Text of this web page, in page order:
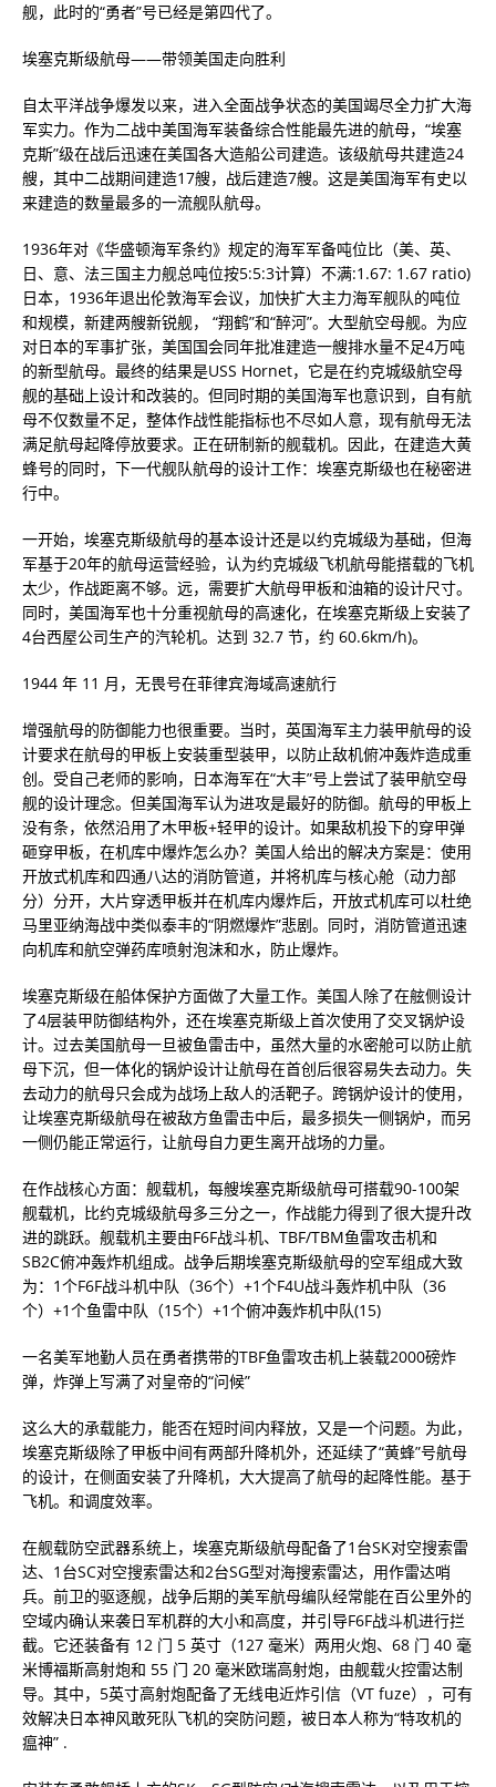
舰，此时的“勇者”号已经是第四代了。
埃塞克斯级航母——带领美国走向胜利
自太平洋战争爆发以来，进入全面战争状态的美国竭尽全力扩大海
军实力。作为二战中美国海军装备综合性能最先进的航母，“埃塞
克斯”级在战后迅速在美国各大造船公司建造。该级航母共建造24
艘，其中二战期间建造17艘，战后建造7艘。这是美国海军有史以
来建造的数量最多的一流舰队航母。
1936年对《华盛顿海军条约》规定的海军军备吨位比（美、英、
日、意、法三国主力舰总吨位按5:5:3计算）不满:1.67: 1.67 ratio)
日本，1936年退出伦敦海军会议，加快扩大主力海军舰队的吨位
和规模，新建两艘新锐舰， “翔鹤”和“醉河”。大型航空母舰。为应
对日本的军事扩张，美国国会同年批准建造一艘排水量不足4万吨
的新型航母。最终的结果是USS Hornet，它是在约克城级航空母
舰的基础上设计和改装的。但同时期的美国海军也意识到，自有航
母不仅数量不足，整体作战性能指标也不尽如人意，现有航母无法
满足航母起降停放要求。正在研制新的舰载机。因此，在建造大黄
蜂号的同时，下一代舰队航母的设计工作：埃塞克斯级也在秘密进
行中。
一开始，埃塞克斯级航母的基本设计还是以约克城级为基础，但海
军基于20年的航母运营经验，认为约克城级飞机航母能搭载的飞机
太少，作战距离不够。远，需要扩大航母甲板和油箱的设计尺寸。
同时，美国海军也十分重视航母的高速化，在埃塞克斯级上安装了
4台西屋公司生产的汽轮机。达到 32.7 节，约 60.6km/h)。
1944 年 11 月，无畏号在菲律宾海域高速航行
增强航母的防御能力也很重要。当时，英国海军主力装甲航母的设
计要求在航母的甲板上安装重型装甲，以防止敌机俯冲轰炸造成重
创。受自己老师的影响，日本海军在“大丰”号上尝试了装甲航空母
舰的设计理念。但美国海军认为进攻是最好的防御。航母的甲板上
没有条，依然沿用了木甲板+轻甲的设计。如果敌机投下的穿甲弹
砸穿甲板，在机库中爆炸怎么办？美国人给出的解决方案是：使用
开放式机库和四通八达的消防管道，并将机库与核心舱（动力部
分）分开，大片穿透甲板并在机库内爆炸后，开放式机库可以杜绝
马里亚纳海战中类似泰丰的“阴燃爆炸”悲剧。同时，消防管道迅速
向机库和航空弹药库喷射泡沫和水，防止爆炸。
埃塞克斯级在船体保护方面做了大量工作。美国人除了在舷侧设计
了4层装甲防御结构外，还在埃塞克斯级上首次使用了交叉锅炉设
计。过去美国航母一旦被鱼雷击中，虽然大量的水密舱可以防止航
母下沉，但一体化的锅炉设计让航母在首创后很容易失去动力。失
去动力的航母只会成为战场上敌人的活靶子。跨锅炉设计的使用，
让埃塞克斯级航母在被敌方鱼雷击中后，最多损失一侧锅炉，而另
一侧仍能正常运行，让航母自力更生离开战场的力量。
在作战核心方面：舰载机，每艘埃塞克斯级航母可搭载90-100架
舰载机，比约克城级航母多三分之一，作战能力得到了很大提升改
进的跳跃。舰载机主要由F6F战斗机、TBF/TBM鱼雷攻击机和
SB2C俯冲轰炸机组成。战争后期埃塞克斯级航母的空军组成大致
为：1个F6F战斗机中队（36个）+1个F4U战斗轰炸机中队（36
个）+1个鱼雷中队（15个）+1个俯冲轰炸机中队(15)
一名美军地勤人员在勇者携带的TBF鱼雷攻击机上装载2000磅炸
弹，炸弹上写满了对皇帝的“问候”
这么大的承载能力，能否在短时间内释放，又是一个问题。为此，
埃塞克斯级除了甲板中间有两部升降机外，还延续了“黄蜂”号航母
的设计，在侧面安装了升降机，大大提高了航母的起降性能。基于
飞机。和调度效率。
在舰载防空武器系统上，埃塞克斯级航母配备了1台SK对空搜索雷
达、1台SC对空搜索雷达和2台SG型对海搜索雷达，用作雷达哨
兵。前卫的驱逐舰，战争后期的美军航母编队经常能在百公里外的
空域内确认来袭日军机群的大小和高度，并引导F6F战斗机进行拦
截。它还装备有 12 门 5 英寸（127 毫米）两用火炮、68 门 40 毫
米博福斯高射炮和 55 门 20 毫米欧瑞高射炮，由舰载火控雷达制
导。其中，5英寸高射炮配备了无线电近炸引信（VT fuze），可有
效解决日本神风敢死队飞机的突防问题，被日本人称为“特攻机的
瘟神” .